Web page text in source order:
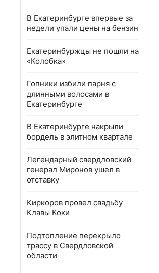
В Екатеринбурге впервые за
недели упали цены на бензин
Екатеринбуржцы не пошли на
«Колобка»
Гопники избили парня с
длинными волосами в
Екатеринбурге
В Екатеринбурге накрыли
бордель в элитном квартале
Легендарный свердловский
генерал Миронов ушел в
отставку
Киркоров провел свадьбу
Клавы Коки
Подтопление перекрыло
трассу в Свердловской
области